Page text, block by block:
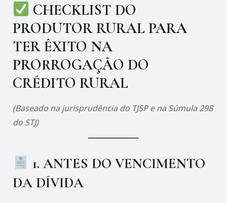
CHECKLIST DO
PRODUTOR RURAL PARA
TER ÊXITO NA
PRORROGAÇÃO DO
CRÉDITO RURAL
(Baseado na jurisprudência do TJSP e na Súmula 298
do STJ)
1. ANTES DO VENCIMENTO
DA DÍVIDA